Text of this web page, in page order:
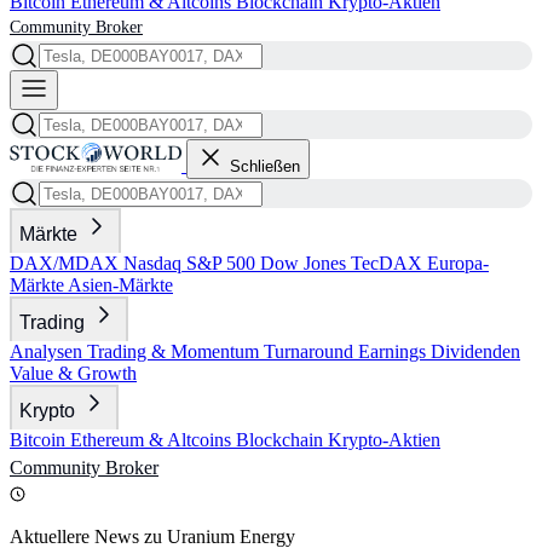
Community Broker
Schließen
Märkte
DAX/MDAX Nasdaq S&P 500 Dow Jones TecDAX Europa-
Märkte Asien-Märkte
Trading
Analysen Trading & Momentum Turnaround Earnings Dividenden
Value & Growth
Krypto
Bitcoin Ethereum & Altcoins Blockchain Krypto-Aktien
Community Broker
Aktuellere News zu Uranium Energy